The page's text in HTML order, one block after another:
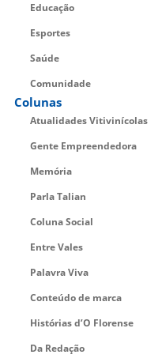
Educação
Esportes
Saúde
Comunidade
Colunas
Atualidades Vitivinícolas
Gente Empreendedora
Memória
Parla Talian
Coluna Social
Entre Vales
Palavra Viva
Conteúdo de marca
Histórias d’O Florense
Da Redação